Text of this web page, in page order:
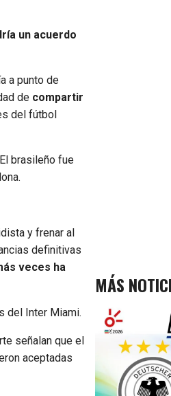
un acuerdo
a punto de
de compartir
del fútbol
brasileño fue
y frenar al
definitivas
veces ha
del Inter Miami.
señalan que el
aceptadas
MÁS